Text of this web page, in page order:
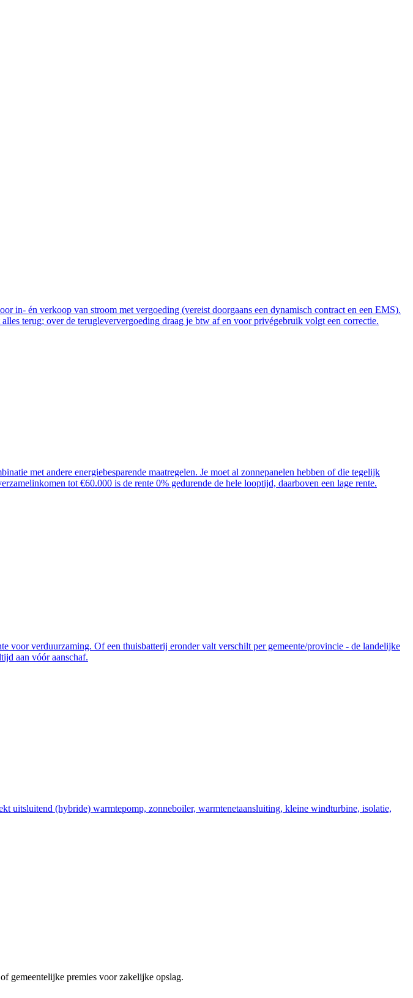
in- én verkoop van stroom met vergoeding (vereist doorgaans een dynamisch contract en een EMS).
terug; over de terugleververgoeding draag je btw af en voor privégebruik volgt een correctie.
met andere energiebesparende maatregelen. Je moet al zonnepanelen hebben of die tegelijk
tot €60.000 is de rente 0% gedurende de hele looptijd, daarboven een lage rente.
voor verduurzaming. Of een thuisbatterij eronder valt verschilt per gemeente/provincie - de landelijke
aan vóór aanschaf.
uitsluitend (hybride) warmtepomp, zonneboiler, warmtenetaansluiting, kleine windturbine, isolatie,
gemeentelijke premies voor zakelijke opslag.